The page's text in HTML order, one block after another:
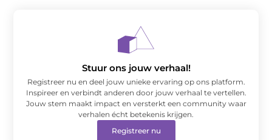
Stuur ons jouw verhaal!
Registreer nu en deel jouw unieke ervaring op ons platform.
Inspireer en verbindt anderen door jouw verhaal te vertellen.
Jouw stem maakt impact en versterkt een community waar
verhalen écht betekenis krijgen.
Registreer nu